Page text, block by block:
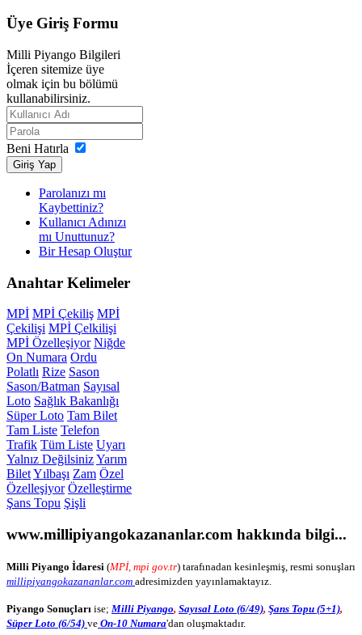
Üye Giriş Formu
Milli Piyango Bilgileri
İçeren sitemize üye
olmak için bu bölümü
kullanabilirsiniz.
Beni Hatırla
Giriş Yap
Parolanızı mı
Kaybettiniz?
Kullanıcı Adınızı
mı Unuttunuz?
Bir Hesap Oluştur
Anahtar Kelimeler
MPİ MPİ Çekiliş MPİ
Çekilişi MPİ Çelkilişi
MPİ Özelleşiyor Niğde
On Numara Ordu
Polatlı Rize Sason
Sason/Batman Sayısal
Loto Sağlık Bakanlığı
Süper Loto Tam Bilet
Tam Liste Telefon
Trafik Tüm Liste Uyarı
Yalnız DeğilsinizYarım
BiletYılbaşı Zam Özel
Özelleşiyor Özelleştirme
Şans Topu Şişli
www.millipiyangokazananlar.com hakkında bilgi...
Milli Piyango İdaresi (MPİ, mpi gov.tr) tarafınadan kesinleşmiş, resmi sonuşları
millipiyangokazananlar.com adresimizden yayınlamaktayız.
Piyango Sonuçları ise; Milli Piyango, Sayısal Loto (6/49), Şans Topu (5+1),
Süper Loto (6/54) ve On-10 Numara'dan oluşmaktadır.